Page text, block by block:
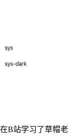
B站学习了草帽老